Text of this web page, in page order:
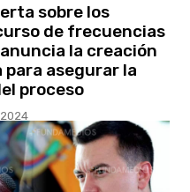
sobre los
de frecuencias
la creación
asegurar la
proceso